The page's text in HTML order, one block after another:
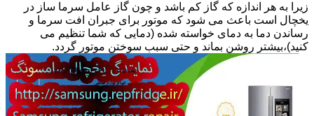
زیرا به هر اندازه که گاز کم باشد و چون گاز عامل سرما ساز در
یخچال است باعث می شود که موتور برای جبران افت سرما و
رساندن دما به دمای خواسته شده (دمایی که شما تنظیم می
کنید)،بیشتر روشن بماند و حتی سبب سوختن موتور گردد.